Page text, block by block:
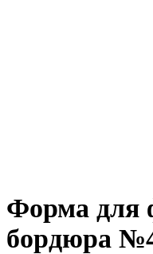
Форма для
бордюра